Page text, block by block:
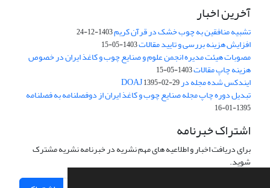
آخرین اخبار
تشبیه منافقین به چوب خشک در قرآن کریم1403-12-24
افزایش هزینه بررسی و تایید مقالات1403-05-15
مصوبات هیئت مدیره انجمن علوم و صنایع چوب و کاغذ ایران در خصوص
هزینه چاپ مقالات1403-05-15
ایندکس شده مجله در DOAJ1395-02-29
تبدیل دوره چاپ مجله صنایع چوب و کاغذ ایران از دوفصلنامه به فصلنامه
1395-01-16
اشتراک خبرنامه
برای دریافت اخبار و اطلاعیه های مهم نشریه در خبرنامه نشریه مشترک
شوید.